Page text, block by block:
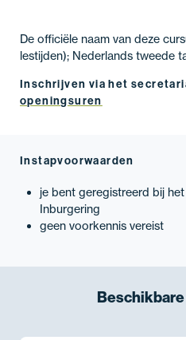
De officiële naam van deze
lestijden); Nederlands tweede
Inschrijven via het
openingsuren
Instapvoorwaarden
je bent geregistreerd bij
Inburgering
geen voorkennis vereist
Beschikbare